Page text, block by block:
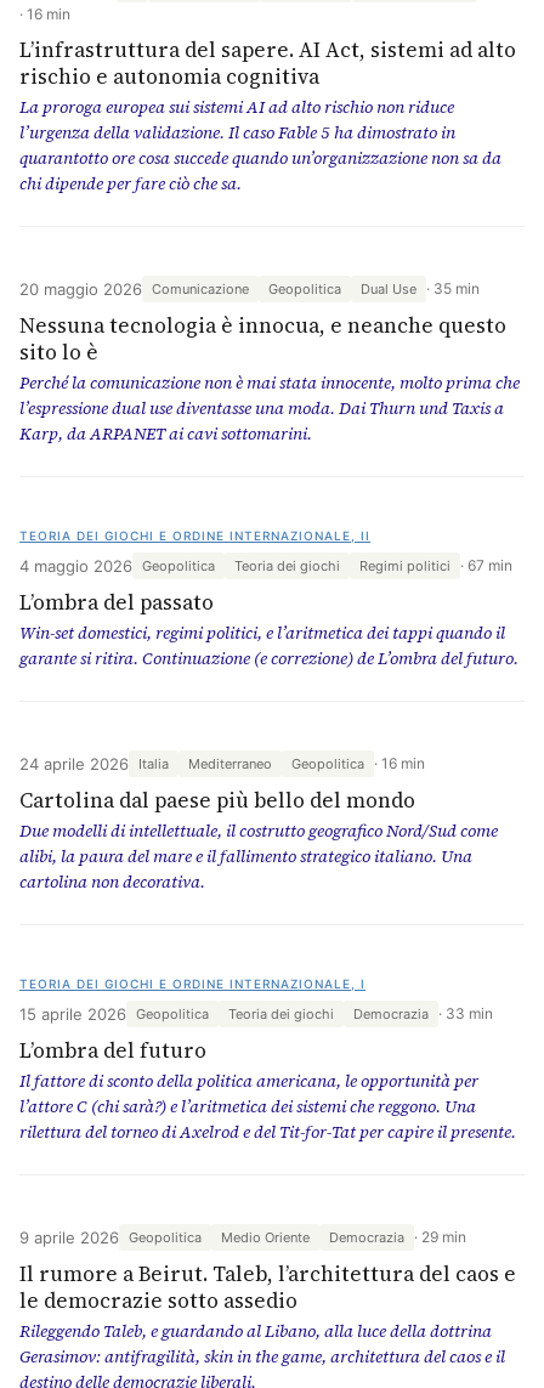
16 min
L’infrastruttura del sapere. AI Act, sistemi ad alto
rischio e autonomia cognitiva
La proroga europea sui sistemi AI ad alto rischio non riduce
l’urgenza della validazione. Il caso Fable 5 ha dimostrato in
quarantotto ore cosa succede quando un’organizzazione non sa da
chi dipende per fare ciò che sa.
20 maggio 2026 Comunicazione Geopolitica Dual Use 35 min
Nessuna tecnologia è innocua, e neanche questo
sito lo è
Perché la comunicazione non è mai stata innocente, molto prima che
l’espressione dual use diventasse una moda. Dai Thurn und Taxis a
Karp, da ARPANET ai cavi sottomarini.
TEORIA DEI GIOCHI E ORDINE INTERNAZIONALE, II
4 maggio 2026 Geopolitica Teoria dei giochi Regimi politici 67 min
L’ombra del passato
Win-set domestici, regimi politici, e l’aritmetica dei tappi quando il
garante si ritira. Continuazione (e correzione) de L’ombra del futuro.
24 aprile 2026 Italia Mediterraneo Geopolitica 16 min
Cartolina dal paese più bello del mondo
Due modelli di intellettuale, il costrutto geografico Nord/Sud come
alibi, la paura del mare e il fallimento strategico italiano. Una
cartolina non decorativa.
TEORIA DEI GIOCHI E ORDINE INTERNAZIONALE, I
15 aprile 2026 Geopolitica Teoria dei giochi Democrazia 33 min
L’ombra del futuro
Il fattore di sconto della politica americana, le opportunità per
l’attore C (chi sarà?) e l’aritmetica dei sistemi che reggono. Una
rilettura del torneo di Axelrod e del Tit-for-Tat per capire il presente.
9 aprile 2026 Geopolitica Medio Oriente Democrazia 29 min
Il rumore a Beirut. Taleb, l’architettura del caos e
le democrazie sotto assedio
Rileggendo Taleb, e guardando al Libano, alla luce della dottrina
Gerasimov: antifragilità, skin in the game, architettura del caos e il
destino delle democrazie liberali.